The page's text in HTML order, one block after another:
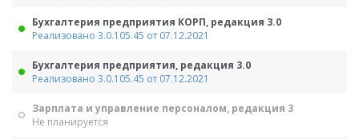
Бухгалтерия предприятия КОРП, редакция 3.0
Реализовано 3.0.105.45 от 07.12.2021
Бухгалтерия предприятия, редакция 3.0
Реализовано 3.0.105.45 от 07.12.2021
Зарплата и управление персоналом, редакция 3
Не планируется